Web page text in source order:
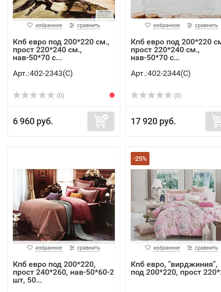
избранное сравнить
Кпб евро под 200*220 см.,
прост 220*240 см.,
нав-50*70 с...
Арт.:402-2343(C)
(0)
6 960 руб.
избранное сравнить
Кпб евро под 200*220
прост 220*240 см.,
нав-50*70 с...
Арт.:402-2344(C)
(0)
17 920 руб.
избранное сравнить
Кпб евро под 200*220,
прост 240*260, нав-50*60-2
шт, 50...
-25%
избранное сравнить
Кпб евро, "вирджиния",
под 200*220, прост